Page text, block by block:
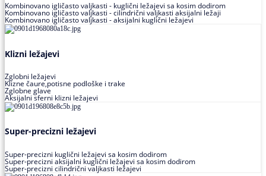
Kombinovano igličasto valjkasti - kuglični ležajevi sa kosim dodirom
Kombinovano igličasto valjkasti - cilindrični valjkasti aksijalni ležaji
Kombinovano igličasto valjkasti - aksijalni kuglični ležajevi
Klizni ležajevi
Zglobni ležajevi
Klizne čaure,potisne podloške i trake
Zglobne glave
Aksijalni sferni klizni ležajevi
Super-precizni ležajevi
Super-precizni kuglični ležajevi sa kosim dodirom
Super-precizni aksijalni kuglični ležajevi sa kosim dodirom
Super-precizni cilindrični valjkasti ležajevi